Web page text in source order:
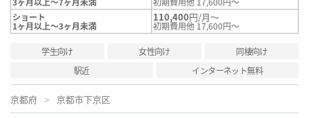
ショート
1ヶ月以上～3ヶ月未満
110,400円/月～
初期費用他 17,600円～
学生向け 女性向け
同棲向け
駅近
インターネット無料
京都府 京都市下京区